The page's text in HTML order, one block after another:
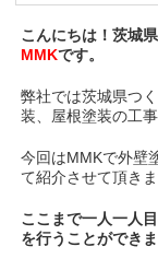
こんにちは！茨城
MMKです。
弊社では茨城県つ
装、屋根塗装の工
今回はMMKで外壁
て紹介させて頂きま
ここまで一人一人
を行うことができま